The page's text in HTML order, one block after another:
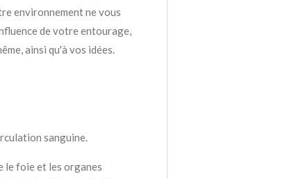
environnement ne vous
de votre entourage,
ainsi qu'à vos idées.
sanguine.
le foie et les organes